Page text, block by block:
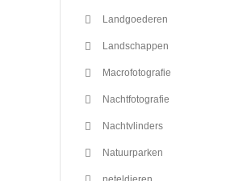
Landgoederen
Landschappen
Macrofotografie
Nachtfotografie
Nachtvlinders
Natuurparken